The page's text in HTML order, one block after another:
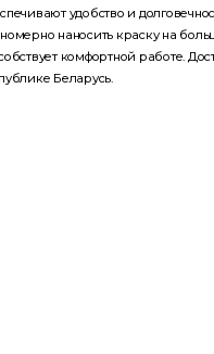
удобство и
наносить краску на
комфортной работе.
Беларусь.